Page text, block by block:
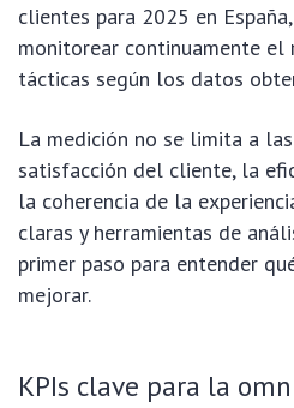
clientes para 2025 en
monitorear continuamente el
tácticas según los datos
La medición no se limita a
satisfacción del cliente, la
la coherencia de la
claras y herramientas de
primer paso para entender
mejorar.
KPIs clave para la